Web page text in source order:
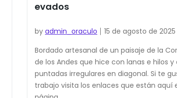
evados
by admin_oraculo
15 de agosto de 2025
Bordado artesanal de un paisaje de la
de los Andes que hice con lanas e hilos y
puntadas irregulares en diagonal. Si te
trabajo visita los enlaces que están aquí